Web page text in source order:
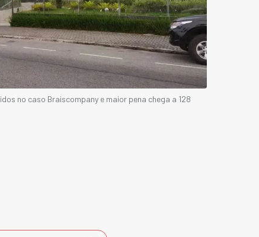
no caso Braiscompany e maior pena chega a 128